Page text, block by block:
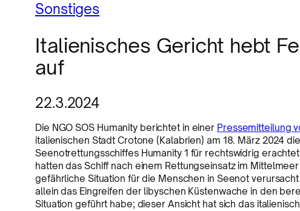
Sonstiges
Italienisches Gericht hebt
auf
22.3.2024
Die NGO SOS Humanity berichtet in einer Pressemitteilung
italienischen Stadt Crotone (Kalabrien) am 18. März 2024
Seenotrettungsschiffes Humanity 1 für rechtswidrig
hatten das Schiff nach einem Rettungseinsatz im
gefährliche Situation für die Menschen in Seenot
allein das Eingreifen der libyschen Küstenwache in den
Situation geführt habe; dieser Ansicht hat sich das